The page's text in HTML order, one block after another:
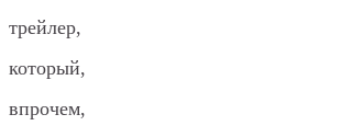
трейлер,
который,
впрочем,